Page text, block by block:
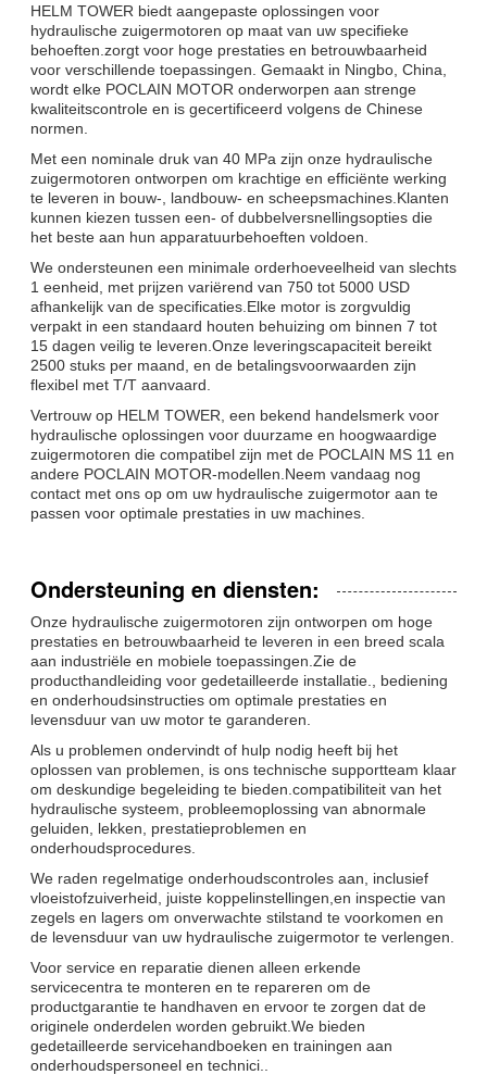
HELM TOWER biedt aangepaste oplossingen voor
hydraulische zuigermotoren op maat van uw specifieke
behoeften.zorgt voor hoge prestaties en betrouwbaarheid
voor verschillende toepassingen. Gemaakt in Ningbo, China,
wordt elke POCLAIN MOTOR onderworpen aan strenge
kwaliteitscontrole en is gecertificeerd volgens de Chinese
normen.
Met een nominale druk van 40 MPa zijn onze hydraulische
zuigermotoren ontworpen om krachtige en efficiënte werking
te leveren in bouw-, landbouw- en scheepsmachines.Klanten
kunnen kiezen tussen een- of dubbelversnellingsopties die
het beste aan hun apparatuurbehoeften voldoen.
We ondersteunen een minimale orderhoeveelheid van slechts
1 eenheid, met prijzen variërend van 750 tot 5000 USD
afhankelijk van de specificaties.Elke motor is zorgvuldig
verpakt in een standaard houten behuizing om binnen 7 tot
15 dagen veilig te leveren.Onze leveringscapaciteit bereikt
2500 stuks per maand, en de betalingsvoorwaarden zijn
flexibel met T/T aanvaard.
Vertrouw op HELM TOWER, een bekend handelsmerk voor
hydraulische oplossingen voor duurzame en hoogwaardige
zuigermotoren die compatibel zijn met de POCLAIN MS 11 en
andere POCLAIN MOTOR-modellen.Neem vandaag nog
contact met ons op om uw hydraulische zuigermotor aan te
passen voor optimale prestaties in uw machines.
Ondersteuning en diensten:
Onze hydraulische zuigermotoren zijn ontworpen om hoge
prestaties en betrouwbaarheid te leveren in een breed scala
aan industriële en mobiele toepassingen.Zie de
producthandleiding voor gedetailleerde installatie., bediening
en onderhoudsinstructies om optimale prestaties en
levensduur van uw motor te garanderen.
Als u problemen ondervindt of hulp nodig heeft bij het
oplossen van problemen, is ons technische supportteam klaar
om deskundige begeleiding te bieden.compatibiliteit van het
hydraulische systeem, probleemoplossing van abnormale
geluiden, lekken, prestatieproblemen en
onderhoudsprocedures.
We raden regelmatige onderhoudscontroles aan, inclusief
vloeistofzuiverheid, juiste koppelinstellingen,en inspectie van
zegels en lagers om onverwachte stilstand te voorkomen en
de levensduur van uw hydraulische zuigermotor te verlengen.
Voor service en reparatie dienen alleen erkende
servicecentra te monteren en te repareren om de
productgarantie te handhaven en ervoor te zorgen dat de
originele onderdelen worden gebruikt.We bieden
gedetailleerde servicehandboeken en trainingen aan
onderhoudspersoneel en technici..